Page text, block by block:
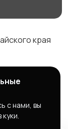
края
с нами, вы